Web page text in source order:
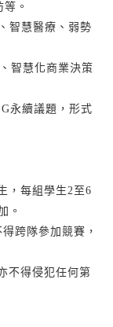
。
智慧醫療、弱勢
智慧化商業決策
永續議題，形式
，每組學生2至6
。
跨隊參加競賽，
不得侵犯任何第